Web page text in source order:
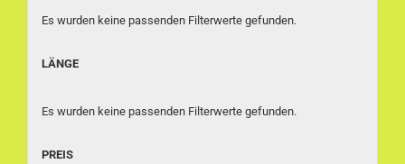
Es wurden keine passenden Filterwerte gefunden.
LÄNGE
LÄNGE
Es wurden keine passenden Filterwerte gefunden.
PREIS
PREIS